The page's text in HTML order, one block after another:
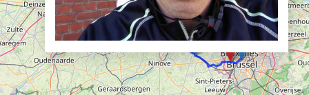
Ronde Van Flandriën
Dhr. Dries
Schapentocht